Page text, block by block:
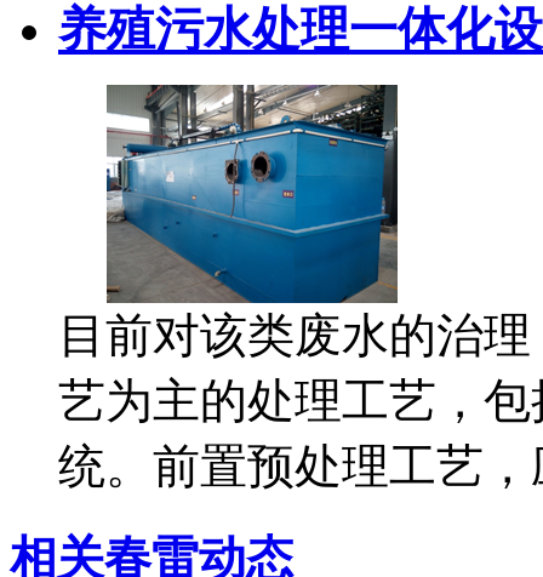
养殖污水处理一体化
目前对该类废水的治
艺为主的处理工艺，
统。前置预处理工艺
相关春雷动态